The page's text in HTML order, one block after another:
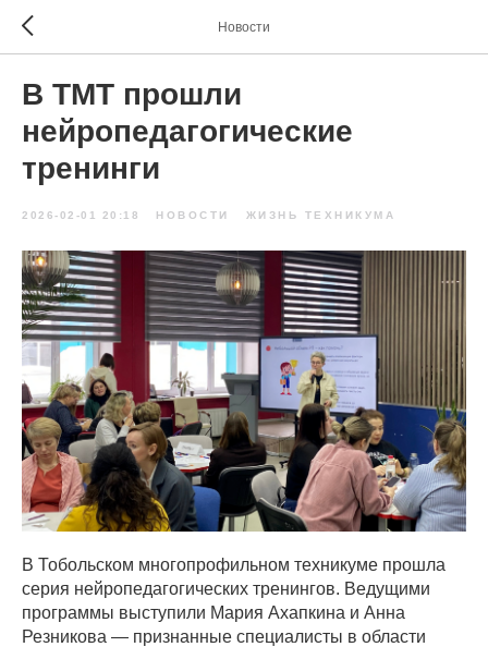
Новости
В ТМТ прошли
нейропедагогические
тренинги
2026-02-01 20:18 НОВОСТИ ЖИЗНЬ ТЕХНИКУМА
В Тобольском многопрофильном техникуме прошла
серия нейропедагогических тренингов. Ведущими
программы выступили Мария Ахапкина и Анна
Резникова — признанные специалисты в области